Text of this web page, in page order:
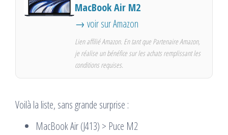
MacBook Air M2
→ voir sur Amazon
Lien affilié Amazon. En tant que Partenaire Amazon,
je réalise un bénéfice sur les achats remplissant les
conditions requises.
Voilà la liste, sans grande surprise :
MacBook Air (J413) > Puce M2